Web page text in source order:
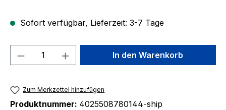
Sofort verfügbar, Lieferzeit: 3-7 Tage
Produkt Anzahl: Gib denIn den Warenkorb
Zum Merkzettel hinzufügen
Produktnummer: 4025508780144-ship